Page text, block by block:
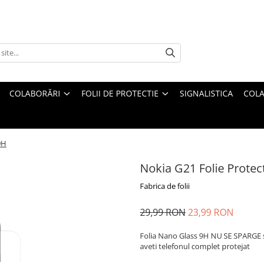
COLABORĂRI FOLII DE PROTECTIE SIGNALISTICA
Nokia G21 Folie
Fabrica de folii
29,99 RON23,99 RON
Folia Nano Glass 9H NU SE
aveti telefonul complet protejat